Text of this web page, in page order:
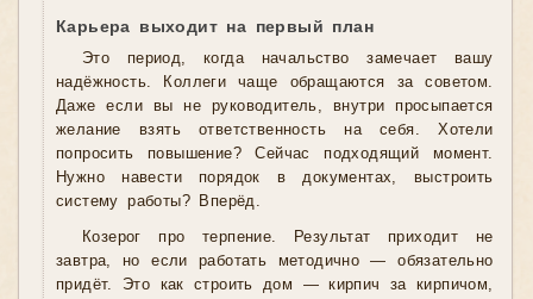
Карьера выходит на первый план
Это период, когда начальство замечает вашу
надёжность. Коллеги чаще обращаются за советом.
Даже если вы не руководитель, внутри просыпается
желание взять ответственность на себя. Хотели
попросить повышение? Сейчас подходящий момент.
Нужно навести порядок в документах, выстроить
систему работы? Вперёд.
Козерог про терпение. Результат приходит не
завтра, но если работать методично — обязательно
придёт. Это как строить дом — кирпич за кирпичом,